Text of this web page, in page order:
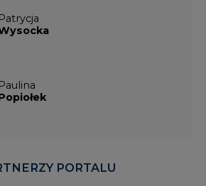
Patrycja
Paulina
PORTALU